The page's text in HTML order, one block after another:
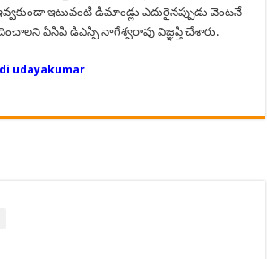
ఇటువంటి డిమాండ్లు ఎదురైనప్పుడు వెంటనే
ఏసిపి డిఎస్పి నాగేశ్వరావు విజ్ఞప్తి చేశారు.
udayakumar